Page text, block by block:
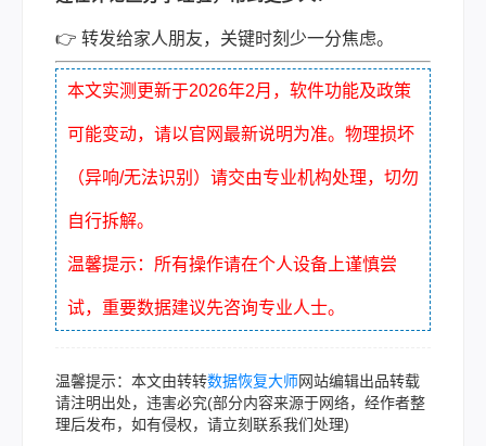
👉 转发给家人朋友，关键时刻少一分焦虑。
本文实测更新于2026年2月，软件功能及政策
可能变动，请以官网最新说明为准。物理损坏
（异响/无法识别）请交由专业机构处理，切勿
自行拆解。
温馨提示：所有操作请在个人设备上谨慎尝
试，重要数据建议先咨询专业人士。
温馨提示：本文由转转数据恢复大师网站编辑出品转载
请注明出处，违害必究(部分内容来源于网络，经作者整
理后发布，如有侵权，请立刻联系我们处理)